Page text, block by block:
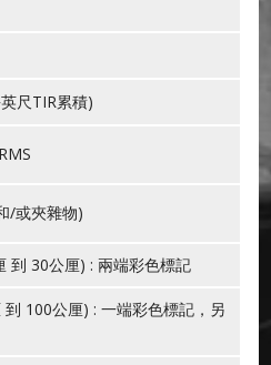
尺TIR累積)
/或夾雜物)
到 30公厘) : 兩端彩色標記
100公厘) : 一端彩色標記，另